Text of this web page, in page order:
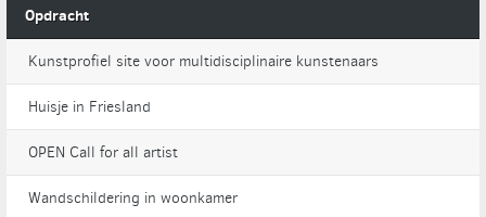
Opdracht
Kunstprofiel site voor multidisciplinaire kunstenaars
Huisje in Friesland
OPEN Call for all artist
Wandschildering in woonkamer